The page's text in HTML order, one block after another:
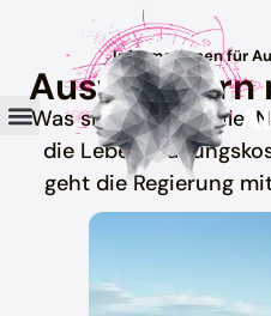
Informationen für
Auswandern
Was sind die Vorteile,
die
geht die Regierung